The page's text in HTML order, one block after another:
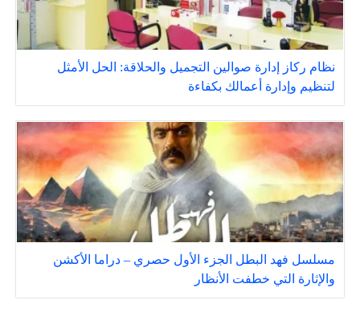
نظام ركاز إدارة صوالين التجميل والحلاقة: الحل الأمثل
لتنظيم وإدارة أعمالك بكفاءة
مسلسل فهد البطل الجزء الأول حصري – دراما الأكشن
والإثارة التي خطفت الأنظار